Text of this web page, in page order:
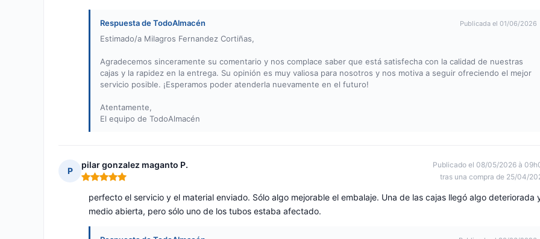
Respuesta de TodoAlmacén Publicada el 01/06/2026
Estimado/a Milagros Fernandez Cortiñas,
Agradecemos sinceramente su comentario y nos complace saber que está satisfecha con la calidad de nuestras
cajas y la rapidez en la entrega. Su opinión es muy valiosa para nosotros y nos motiva a seguir ofreciendo el mejor
servicio posible. ¡Esperamos poder atenderla nuevamente en el futuro!
Atentamente,
El equipo de TodoAlmacén
P
pilar gonzalez maganto P.
Nota: 5 de 5
Publicado el 08/05/2026 à
tras una compra de 25/04/
perfecto el servicio y el material enviado. Sólo algo mejorable el embalaje. Una de las cajas llegó algo deteriorada
medio abierta, pero sólo uno de los tubos estaba afectado.